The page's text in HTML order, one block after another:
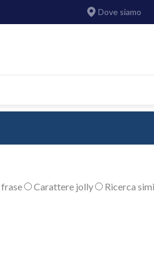
Dove siamo
Carattere jolly Ricerca